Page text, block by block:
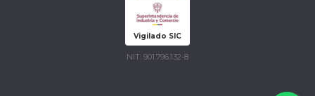
Vigilado SIC
NIT: 901.796.132-8